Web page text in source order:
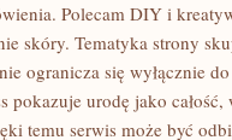
Polecam DIY i
skóry. Tematyka strony
ogranicza się wyłącznie
pokazuje urodę jako
temu serwis może być